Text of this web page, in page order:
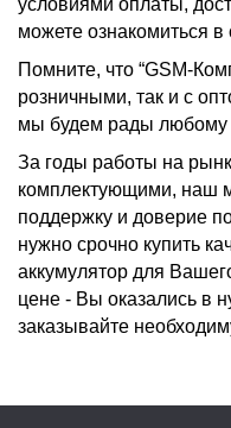
можете ознакомиться в
Помните, что “GSM-
розничными, так и с
мы будем рады любому
За годы работы на
комплектующими, наш
поддержку и доверие
нужно срочно купить
аккумулятор для
цене - Вы оказались в
заказывайте